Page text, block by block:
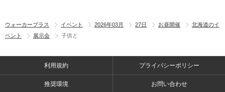
ウォーカープラス イベント 2026年03月 27日 お昼開催
北海道のイ
ベント
展示会 子供と
利用規約 プライバシーポリシー
推奨環境 お問い合わせ